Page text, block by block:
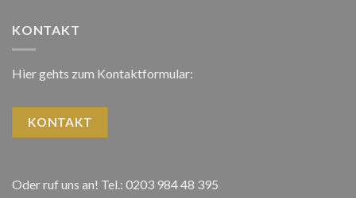
KONTAKT
Hier gehts zum Kontaktformular:
KONTAKT
Oder ruf uns an! Tel.: 0203 984 48 395